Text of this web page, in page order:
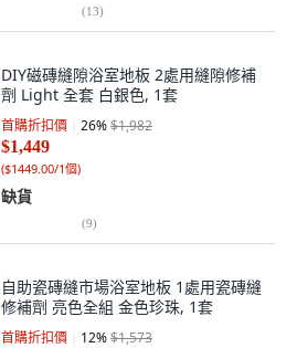
(13)
DIY磁磚縫隙浴室地板 2處用縫隙修補
劑 Light 全套 白銀色, 1套
首購折扣價 26%$1,982
$1,449
($1449.00/1個)
缺貨
(9)
自助瓷磚縫市場浴室地板 1處用瓷磚縫
修補劑 亮色全組 金色珍珠, 1套
首購折扣價 12%$1,573